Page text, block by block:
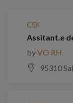
CDI
Assitant.e
byVO RH
95310